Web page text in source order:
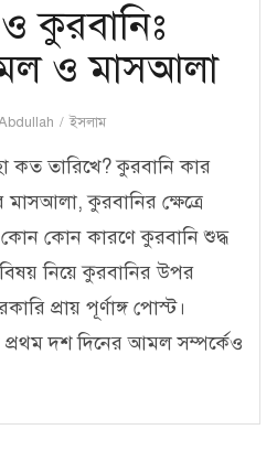
কুরবানিঃ
ও মাসআলা
ইসলাম
তারিখে? কুরবানি কার
কুরবানির ক্ষেত্রে
কোন কারণে কুরবানি শুদ্ধ
নিয়ে কুরবানির উপর
প্রায় পূর্ণাঙ্গ পোস্ট।
দশ দিনের আমল সম্পর্কেও